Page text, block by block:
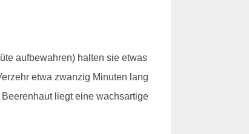
aufbewahren) halten sie etwas
etwa zwanzig Minuten lang
liegt eine wachsartige